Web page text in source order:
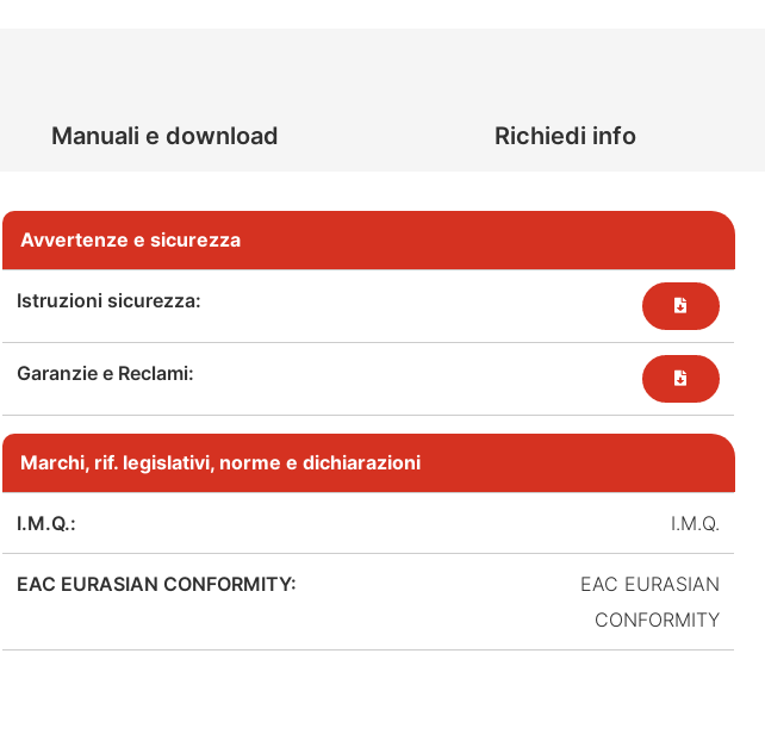
Manuali e download Richiedi info
Avvertenze e sicurezza
Istruzioni sicurezza:
Garanzie e Reclami:
Marchi, rif. legislativi, norme e dichiarazioni
I.M.Q.: I.M.Q.
EAC EURASIAN CONFORMITY:
EAC EURASIAN
CONFORMITY